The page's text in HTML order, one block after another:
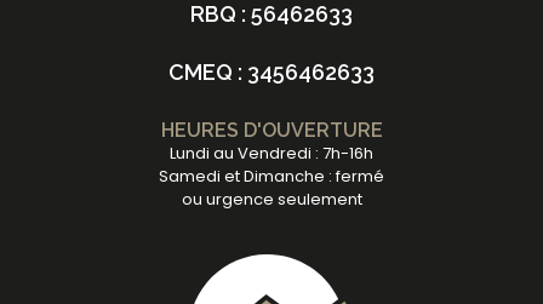
RBQ : 56462633
CMEQ : 3456462633
HEURES D'OUVERTURE
Lundi au Vendredi : 7h-16h
Samedi et Dimanche : fermé
ou urgence seulement